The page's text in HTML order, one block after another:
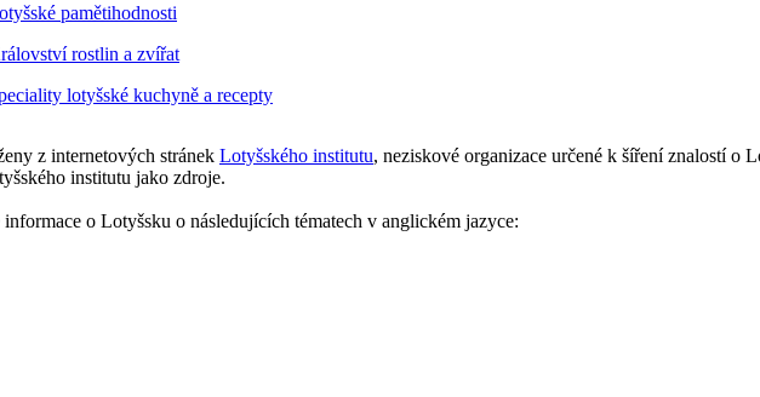
pamětihodnosti
rostlin a zvířat
lotyšské kuchyně a recepty
z internetových stránek Lotyšského institutu, neziskové organizace určené k šíření znalostí o
institutu jako zdroje.
informace o Lotyšsku o následujících tématech v anglickém jazyce: